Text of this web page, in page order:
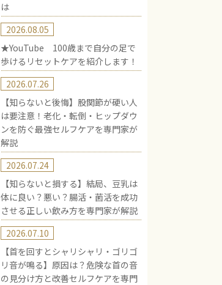
は
★YouTube 100歳まで自分の足で
歩けるリセットケアを紹介します！
2026.08.05
【知らないと後悔】股関節が硬い人
は要注意！老化・転倒・ヒップダウ
ンを防ぐ最強セルフケアを専門家が
解説
2026.07.26
【知らないと損する】結局、豆乳は
体に良い？悪い？腸活・菌活を成功
させる正しい飲み方を専門家が解説
2026.07.24
【首を回すとシャリシャリ・ゴリゴ
リ音が鳴る】原因は？危険な首の音
の見分け方と改善セルフケアを専門
2026.07.10